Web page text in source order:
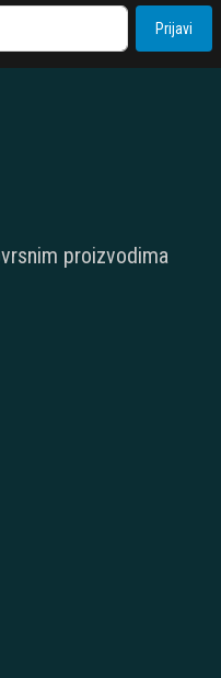
Prijavi
proizvodima